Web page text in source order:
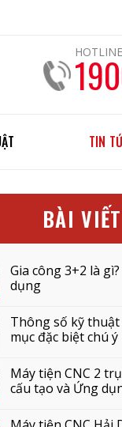
HOTLINE
TIN
BÀI
Gia công 3+2 là
dụng
Thông số kỹ thuật
mục đặc biệt chú ý
Máy tiện CNC 2
cấu tạo và Ứng